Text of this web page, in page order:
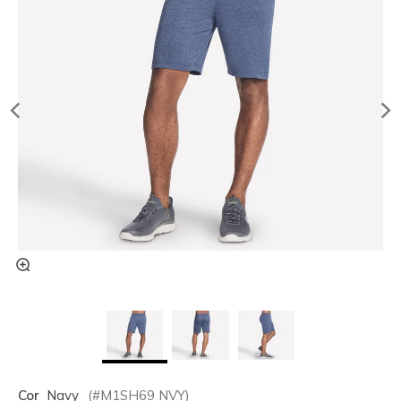
Cor Navy (#M1SH69 NVY)